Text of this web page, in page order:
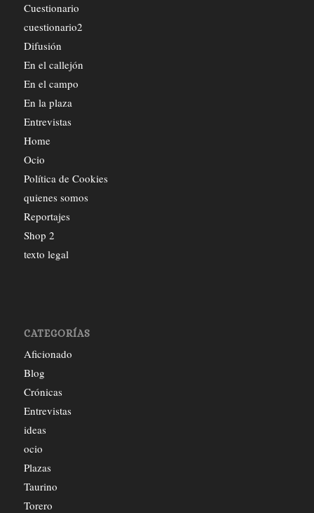
Cuestionario
cuestionario2
Difusión
En el callejón
En el campo
En la plaza
Entrevistas
Home
Ocio
Política de Cookies
quienes somos
Reportajes
Shop 2
texto legal
CATEGORÍAS
Aficionado
Blog
Crónicas
Entrevistas
ideas
ocio
Plazas
Taurino
Torero